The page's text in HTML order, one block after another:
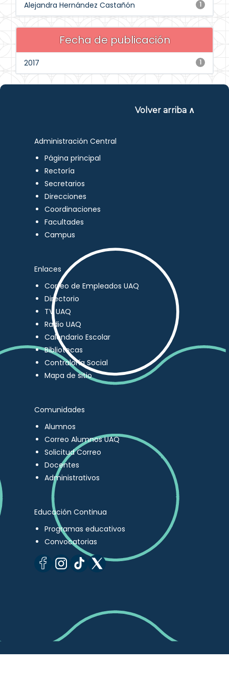
1
Alejandra Hernández Castañón
Fecha de publicación
1
2017
Volver arriba ∧
Administración Central
Página principal
Rectoría
Secretarios
Direcciones
Coordinaciones
Facultades
Campus
Enlaces
Correo de Empleados UAQ
Directorio
TV UAQ
Radio UAQ
Calendario Escolar
Bibliotecas
Contraloría Social
Mapa de sitio
Comunidades
Alumnos
Correo Alumnos UAQ
Solicitud Correo
Docentes
Administrativos
Educación Continua
Programas educativos
Convocatorias